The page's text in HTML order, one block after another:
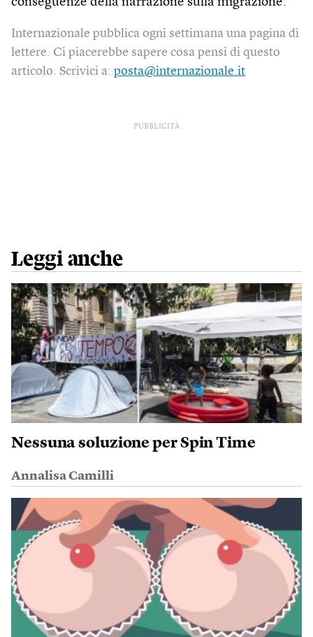
conseguenze della narrazione sulla migrazione.
Internazionale pubblica ogni settimana una pagina di
lettere. Ci piacerebbe sapere cosa pensi di questo
articolo. Scrivici a: posta@internazionale.it
PUBBLICITÀ
Leggi anche
Nessuna soluzione per Spin Time
Annalisa Camilli